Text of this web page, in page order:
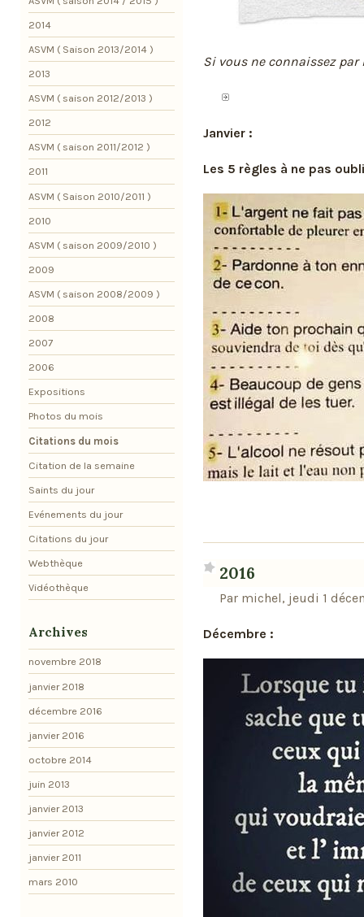
Si vous ne connaissez par
Janvier :
Les 5 règles à ne pas
2016
Par michel, jeudi 1
Décembre :
2014
ASVM ( Saison 2013/2014 )
2013
ASVM ( saison 2012/2013 )
2012
ASVM ( saison 2011/2012 )
2011
ASVM ( Saison 2010/2011 )
2010
ASVM ( saison 2009/2010 )
2009
ASVM ( saison 2008/2009 )
2008
2007
2006
Expositions
Photos du mois
Citations du mois
Citation de la semaine
Saints du jour
Evénements du jour
Citations du jour
Webthèque
Vidéothèque
Archives
novembre 2018
janvier 2018
décembre 2016
janvier 2016
octobre 2014
juin 2013
janvier 2013
janvier 2012
janvier 2011
mars 2010